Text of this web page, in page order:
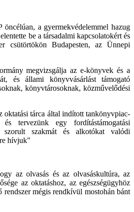
a gyermekvédelemmel hazug
be a társadalmi kapcsolatokért és
csütörtökön Budapesten, az Ünnepi
megvizsgálja az e-könyvek és a
és állami könyvvásárlást támogató
könyvtárosoknak, közművelődési
oktatási tárca által indított tankönyvpiac-
és tervezünk egy fordítástámogatási
szorult szakmát és alkotókat valódi
hívjuk"
az olvasás és az olvasáskultúra, az
az oktatáshoz, az egészségügyhöz
rendszer mégis rendkívül mostohán bánt